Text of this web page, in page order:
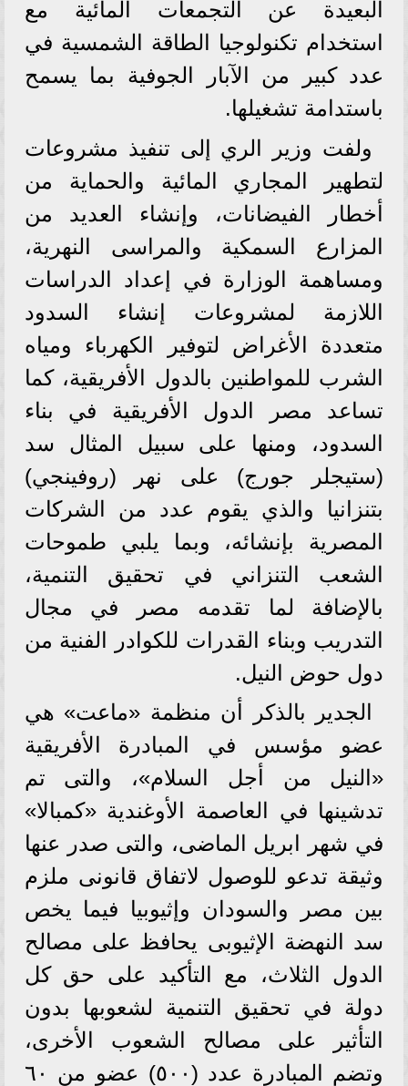
البعيدة عن التجمعات المائية مع
استخدام تكنولوجيا الطاقة الشمسية في
عدد كبير من الآبار الجوفية بما يسمح
باستدامة تشغيلها.
ولفت وزير الري إلى تنفيذ مشروعات
لتطهير المجاري المائية والحماية من
أخطار الفيضانات، وإنشاء العديد من
المزارع السمكية والمراسى النهرية،
ومساهمة الوزارة في إعداد الدراسات
اللازمة لمشروعات إنشاء السدود
متعددة الأغراض لتوفير الكهرباء ومياه
الشرب للمواطنين بالدول الأفريقية، كما
تساعد مصر الدول الأفريقية في بناء
السدود، ومنها على سبيل المثال سد
(ستيجلر جورج) على نهر (روفينجي)
بتنزانيا والذي يقوم عدد من الشركات
المصرية بإنشائه، وبما يلبي طموحات
الشعب التنزاني في تحقيق التنمية،
بالإضافة لما تقدمه مصر في مجال
التدريب وبناء القدرات للكوادر الفنية من
دول حوض النيل.
الجدير بالذكر أن منظمة «ماعت» هي
عضو مؤسس في المبادرة الأفريقية
«النيل من أجل السلام»، والتى تم
تدشينها في العاصمة الأوغندية «كمبالا»
في شهر ابريل الماضى، والتى صدر عنها
وثيقة تدعو للوصول لاتفاق قانونى ملزم
بين مصر والسودان وإثيوبيا فيما يخص
سد النهضة الإثيوبى يحافظ على مصالح
الدول الثلاث، مع التأكيد على حق كل
دولة في تحقيق التنمية لشعوبها بدون
التأثير على مصالح الشعوب الأخرى،
وتضم المبادرة عدد (٥٠٠) عضو من ٦٠